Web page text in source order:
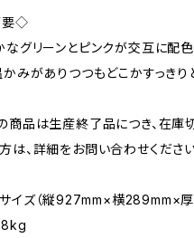
要◇
なグリーンとピンクが交互に配
かみがありつつもどこかすっきり
商品は生産終了品につき、在庫
は、詳細をお問い合わせください
サイズ（縦927mm×横289mm×
8kg